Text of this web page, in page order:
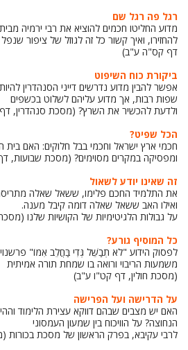
רגל פה רגל שם
מדוע החליטו חכמים להוציא את רבי ירמיה
להחזירו, ואיך קשור כל זה לגוזל של ציפור
דף קס"ה ע"ב)
ביקורת כוח השיפוט
אפשר להבין מדוע נדרשים דייני הסנהדרין
שפות רבות, אך מדוע עליהם לשלוט בכשפים
ולדעת להכשיר את השרץ? (מסכת סנהדרין,
הכל שפיט?
חכמי ארץ ישראל וחכמי בבל חלוקים: האם בית
ומפסיקה במקרים מסוימים? (מסכת שבועות,
זה שאינו יודע לשאול
את התלמיד החכם פלימו, ששאל שאלה
ואילו האב ששאל שאלה דומה קיבל מענה.
על גבולות הלגיטימיות של הקושיות שלנו
כל המוסיף גורע?
לפסוק הידוע "לֹא תְבַשֵּׁל גְּדִי בַּחֲלֵב אִמּוֹ"
משמעות הריבוי ורואה בו שמחת תורה אמיתית
(מסכת חולין, דף קט"ו ע"ב)
על הדרישה ועל הפרישה
האם יש מצבים שבהם דווקא עצירת הלימוד
הנחוצה? על הוויכוח בין שמעון העמסוני
לרבי עקיבא, בפרק הראשון של מסכת בכורות